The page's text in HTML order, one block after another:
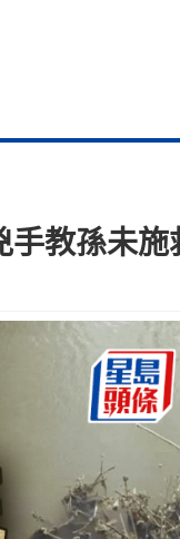
手教孫未施